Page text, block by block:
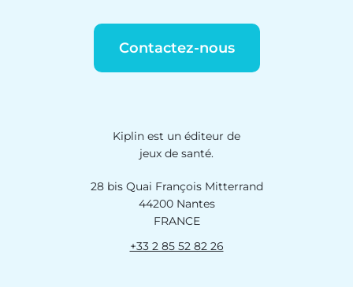
Contactez-nous
Kiplin est un éditeur de
jeux de santé.
28 bis Quai François Mitterrand
44200 Nantes
FRANCE
+33 2 85 52 82 26